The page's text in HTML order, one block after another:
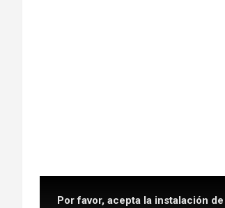
Por favor, acepta la instalación